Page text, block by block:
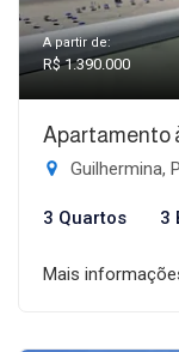
A partir de:
R$ 1.390.000
Apartamento
Guilhermina,
3 Quartos 3
Mais